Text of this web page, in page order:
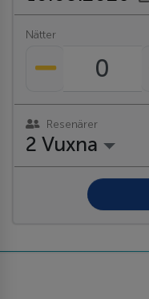
Nätter
Resenärer
2 Vuxna